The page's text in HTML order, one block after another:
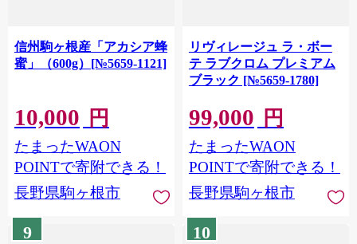
信州駒ヶ根産「アカシア蜂
蜜」（600g）[№5659-1121]
10,000 円
たまったWAON
POINTで寄附できる！
長野県駒ヶ根市
リヴィレージュ ラ・ボー
テ ラブクロム プレミアム
ブラック [№5659-1780]
99,000 円
たまったWAON
POINTで寄附できる！
長野県駒ヶ根市
9 10